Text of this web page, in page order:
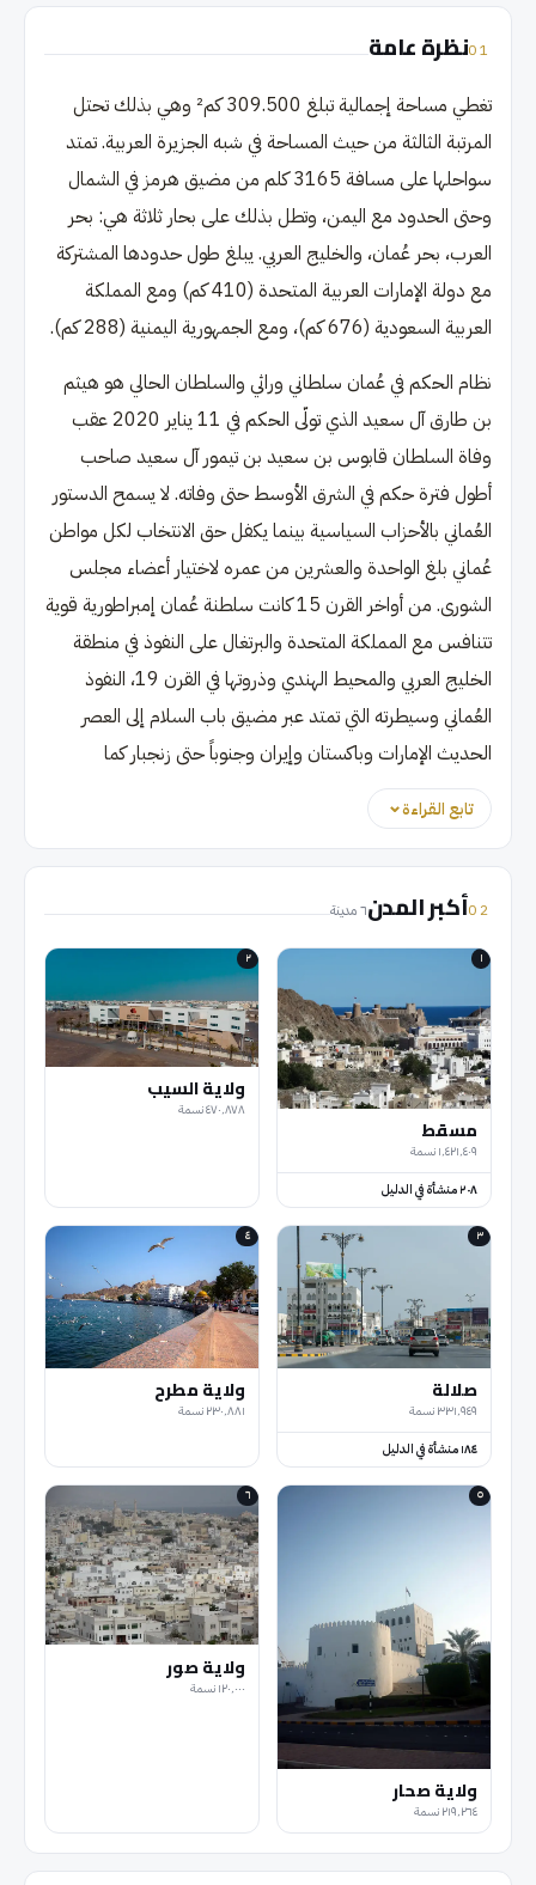
01نظرة عامة
تغطي مساحة إجمالية تبلغ 309.500 كم² وهي بذلك تحتل
المرتبة الثالثة من حيث المساحة في شبه الجزيرة العربية. تمتد
سواحلها على مسافة 3165 كلم من مضيق هرمز في الشمال
وحتى الحدود مع اليمن، وتطل بذلك على بحار ثلاثة هي: بحر
العرب، بحر عُمان، والخليج العربي. يبلغ طول حدودها المشتركة
مع دولة الإمارات العربية المتحدة (410 كم) ومع المملكة
العربية السعودية (676 كم)، ومع الجمهورية اليمنية (288 كم).
نظام الحكم في عُمان سلطاني وراثي والسلطان الحالي هو هيثم
بن طارق آل سعيد الذي تولّى الحكم في 11 يناير 2020 عقب
وفاة السلطان قابوس بن سعيد بن تيمور آل سعيد صاحب
أطول فترة حكم في الشرق الأوسط حتى وفاته. لا يسمح الدستور
العُماني بالأحزاب السياسية بينما يكفل حق الانتخاب لكل مواطن
عُماني بلغ الواحدة والعشرين من عمره لاختيار أعضاء مجلس
الشورى. من أواخر القرن 15 كانت سلطنة عُمان إمبراطورية قوية
تتنافس مع المملكة المتحدة والبرتغال على النفوذ في منطقة
الخليج العربي والمحيط الهندي وذروتها في القرن 19، النفوذ
العُماني وسيطرته التي تمتد عبر مضيق باب السلام إلى العصر
الحديث الإمارات وباكستان وإيران وجنوباً حتى زنجبار كما
تابع القراءة
02أكبر المدن٦ مدينة
١
مسقط
١٬٤٢١٬٤٠٩ نسمة
٢٠٨ منشأة في الدليل
٢
ولاية السيب
٤٧٠٬٨٧٨نسمة
٣
صلالة
٣٣١٬٩٤٩ نسمة
١٨٤ منشأة في الدليل
٤
ولاية مطرح
٢٣٠٬٨٨١ نسمة
٥
ولاية صحار
٢١٩٬٢٦٤ نسمة
٦
ولاية صور
١٢٠٬٠٠٠ نسمة